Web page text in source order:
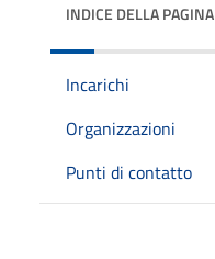
INDICE DELLA PAGINA
Incarichi
Organizzazioni
Punti di contatto